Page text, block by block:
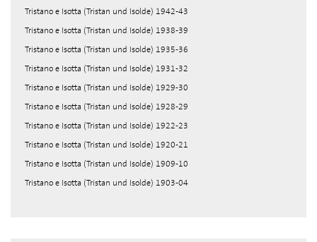
Tristano e Isotta (Tristan und Isolde) 1942-43
Tristano e Isotta (Tristan und Isolde) 1938-39
Tristano e Isotta (Tristan und Isolde) 1935-36
Tristano e Isotta (Tristan und Isolde) 1931-32
Tristano e Isotta (Tristan und Isolde) 1929-30
Tristano e Isotta (Tristan und Isolde) 1928-29
Tristano e Isotta (Tristan und Isolde) 1922-23
Tristano e Isotta (Tristan und Isolde) 1920-21
Tristano e Isotta (Tristan und Isolde) 1909-10
Tristano e Isotta (Tristan und Isolde) 1903-04